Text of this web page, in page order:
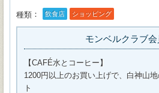
種類 飲食店 ショッピング
モンベルクラブ
【CAFÉ水とコーヒー】
1200円以上のお買い上げで、白神山
ト